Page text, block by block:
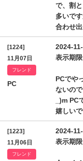
で、割
多いで
合わせ
[1224]
11月07日
フレンド
PC
2024-
表示期
PCでや
ないの
_)m
嬉しいで
[1223]
11月06日
フレンド
2024-
表示期